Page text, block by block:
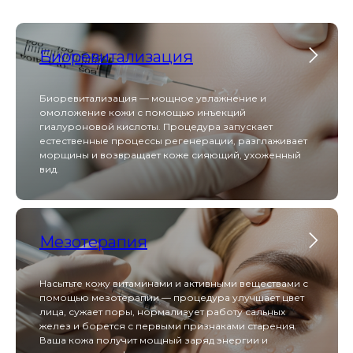
Биоревитализация
Биоревитализация — мощное увлажнение и
омоложение кожи с помощью инъекций
гиалуроновой кислоты. Процедура запускает
естественные процессы регенерации, разглаживает
морщины и возвращает коже сияющий, ухоженный
вид.
Мезотерапия
Насытьте кожу витаминами и активными веществами с
помощью мезотерапии — процедура улучшает цвет
лица, сужает поры, нормализует работу сальных
желез и борется с первыми признаками старения.
Ваша кожа получит мощный заряд энергии и
Beautylizer
Heleo Pro LED — это профессиональная
светодиодная матрица с 4 спектрами излучения,
которая решает проблемы акне, старения и
пигментации, стимулируя регенерацию кожи на
клеточном уровне.
Heleo Pro Led